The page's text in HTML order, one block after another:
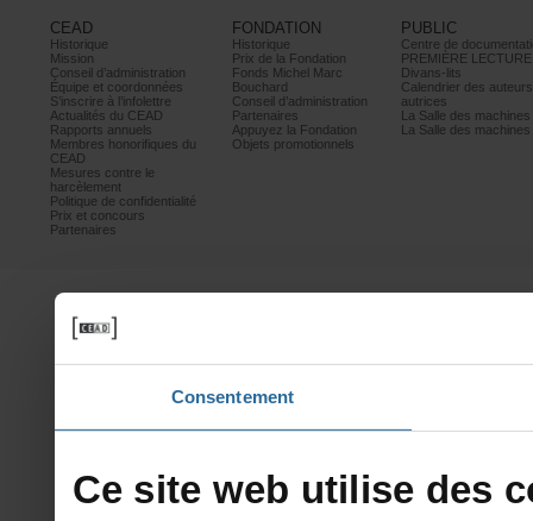
Consentement
CEAD
Historique
Mission
Conseild’administration
Équipeetcoordonnées
S’inscrireàl’infolettre
ActualitésduCEAD
Rapportsannuels
Membreshonorifiquesdu
CEAD
Mesurescontrele
harcèlement
Politiquedeconfidentialité
Prixetconcours
Partenaires
FONDATION
Historique
PrixdelaFondation
FondsMichelMarc
Bouchard
Conseild’administration
Partenaires
AppuyezlaFondation
Objetspromotionnels
PUBLIC
PREMIÈRELECTURE
Divans-lits
autrices